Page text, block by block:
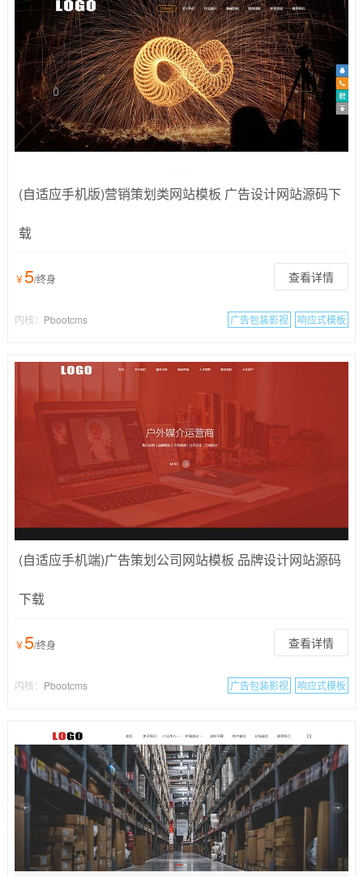
(自适应手机版)营销策划类网站模板 广告设计网站源码下
载
￥5/终身 查看详情
内核： Pbootcms 广告包装影视 响应式模板
(自适应手机端)广告策划公司网站模板 品牌设计网站源码
下载
￥5/终身 查看详情
内核： Pbootcms 广告包装影视 响应式模板